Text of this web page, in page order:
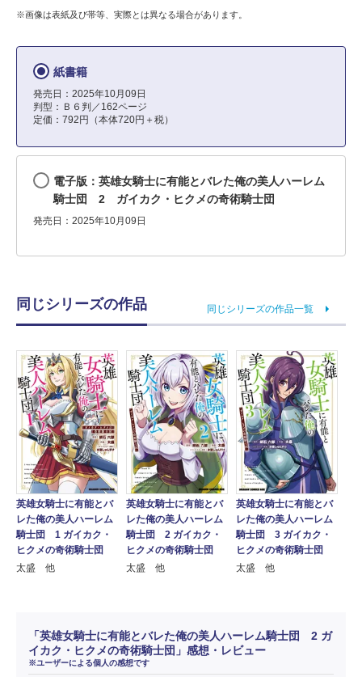
※画像は表紙及び帯等、実際とは異なる場合があります。
紙書籍
発売日：2025年10月09日
判型：Ｂ６判／162ページ
定価：792円（本体720円＋税）
電子版：英雄女騎士に有能とバレた俺の美人ハーレム
騎士団 2 ガイカク・ヒクメの奇術騎士団
発売日：2025年10月09日
同じシリーズの作品 同じシリーズの作品一覧
英雄女騎士に有能とバ
レた俺の美人ハーレム
騎士団 1 ガイカク・
ヒクメの奇術騎士団
太盛 他
英雄女騎士に有能とバ
レた俺の美人ハーレム
騎士団 2 ガイカク・
ヒクメの奇術騎士団
太盛 他
英雄女騎士に有能とバ
レた俺の美人ハーレム
騎士団 3 ガイカク・
ヒクメの奇術騎士団
太盛 他
「英雄女騎士に有能とバレた俺の美人ハーレム騎士団 2 ガ
イカク・ヒクメの奇術騎士団」感想・レビュー
※ユーザーによる個人の感想です